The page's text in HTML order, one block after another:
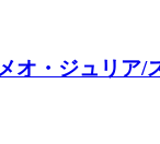
オ・ジュリ